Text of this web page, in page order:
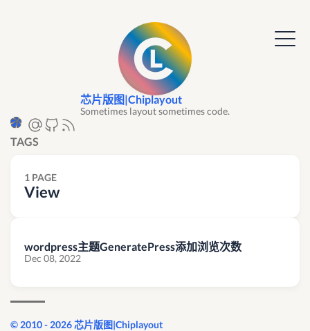
芯片版图|Chiplayout
Sometimes layout sometimes code.
TAGS
1 PAGE
View
wordpress主题GeneratePress添加浏览次数
Dec 08, 2022
© 2010 - 2026 芯片版图|Chiplayout